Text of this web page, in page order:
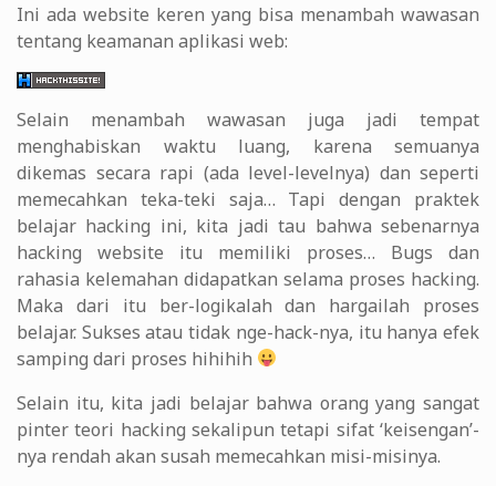
Ini ada website keren yang bisa menambah wawasan
tentang keamanan aplikasi web:
Selain menambah wawasan juga jadi tempat
menghabiskan waktu luang, karena semuanya
dikemas secara rapi (ada level-levelnya) dan seperti
memecahkan teka-teki saja… Tapi dengan praktek
belajar hacking ini, kita jadi tau bahwa sebenarnya
hacking website itu memiliki proses… Bugs dan
rahasia kelemahan didapatkan selama proses hacking.
Maka dari itu ber-logikalah dan hargailah proses
belajar. Sukses atau tidak nge-hack-nya, itu hanya efek
samping dari proses hihihih
Selain itu, kita jadi belajar bahwa orang yang sangat
pinter teori hacking sekalipun tetapi sifat ‘keisengan’-
nya rendah akan susah memecahkan misi-misinya.